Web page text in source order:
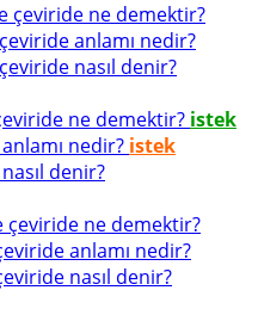
çeviride ne demektir?
anlamı nedir?
nasıl denir?
ne demektir? istek
nedir? istek
denir?
ne demektir?
anlamı nedir?
nasıl denir?